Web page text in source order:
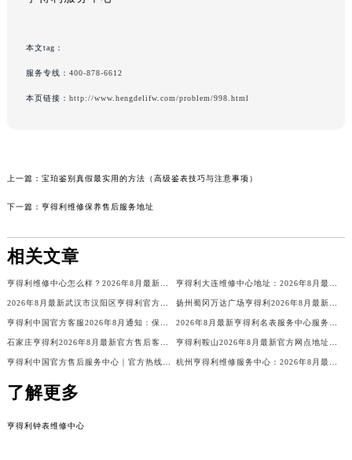
本文tag：
服务专线： 400-878-6612
本页链接： http://www.hengdelifw.com/problem/998.html
上一篇： 宝珀鉴别真假最实用的方法（高级鉴表技巧与注意事项）
下一篇： 亨得利维修保养售后服务地址
相关文章
了解更多
亨得利钟表维修中心